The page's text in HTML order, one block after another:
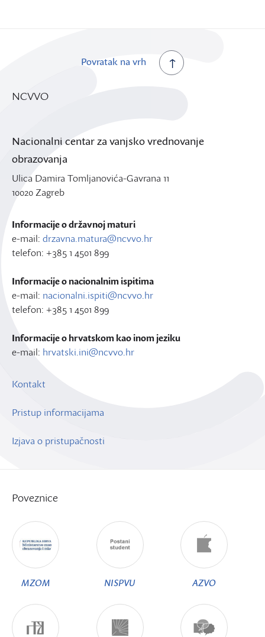
Povratak na vrh
NCVVO
Nacionalni centar za vanjsko vrednovanje
obrazovanja
Ulica Damira Tomljanovića-Gavrana 11
10020 Zagreb
Informacije o državnoj maturi
e-mail: drzavna.matura@ncvvo.hr
telefon: +385 1 4501 899
Informacije o nacionalnim ispitima
e-mail: nacionalni.ispiti@ncvvo.hr
telefon: +385 1 4501 899
Informacije o hrvatskom kao inom jeziku
e-mail: hrvatski.ini@ncvvo.hr
Kontakt
Pristup informacijama
Izjava o pristupačnosti
Poveznice
MZOM NISPVU AZVO